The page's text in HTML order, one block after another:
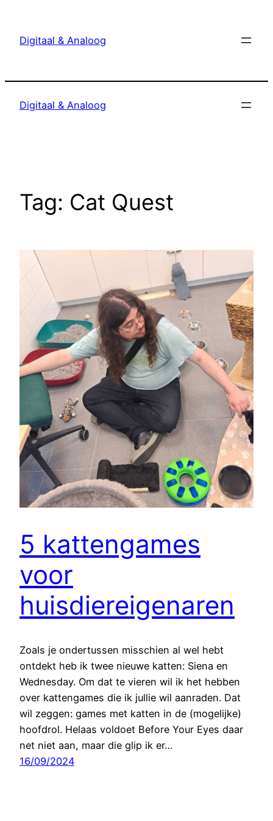
Digitaal & Analoog
Digitaal & Analoog
Tag: Cat Quest
5 kattengames
voor
huisdiereigenaren
Zoals je ondertussen misschien al wel hebt
ontdekt heb ik twee nieuwe katten: Siena en
Wednesday. Om dat te vieren wil ik het hebben
over kattengames die ik jullie wil aanraden. Dat
wil zeggen: games met katten in de (mogelijke)
hoofdrol. Helaas voldoet Before Your Eyes daar
net niet aan, maar die glip ik er…
16/09/2024